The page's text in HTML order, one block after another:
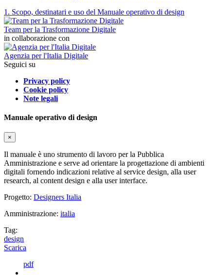
1. Scopo, destinatari e uso del Manuale operativo di design
Team per la Trasformazione Digitale
in collaborazione con
Agenzia per l'Italia Digitale
Seguici su
Privacy policy
Cookie policy
Note legali
Manuale operativo di design
×
Il manuale è uno strumento di lavoro per la Pubblica
Amministrazione e serve ad orientare la progettazione di ambienti
digitali fornendo indicazioni relative al service design, alla user
research, al content design e alla user interface.
Progetto: Designers Italia
Amministrazione: italia
Tag:
design
Scarica
pdf